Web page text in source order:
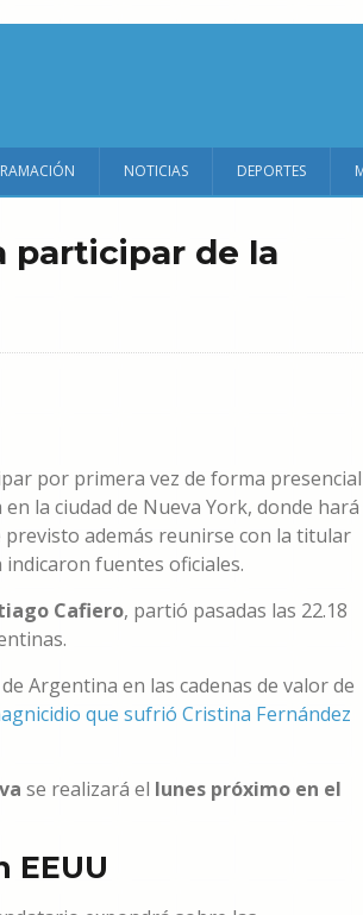
NOTICIAS DEPORTES
participar de la
por primera vez de forma presencial
la ciudad de Nueva York, donde hará
previsto además reunirse con la titular
fuentes oficiales.
Cafiero, partió pasadas las 22.18
Argentina en las cadenas de valor de
que sufrió Cristina Fernández
se realizará el lunes próximo en el
EEUU